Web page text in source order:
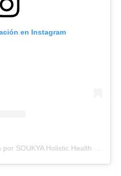
en Instagram